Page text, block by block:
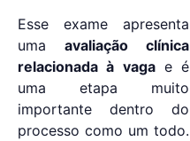
Esse exame apresenta
uma avaliação clínica
relacionada à vagae é
uma etapa muito
importante dentro do
processo como um todo.